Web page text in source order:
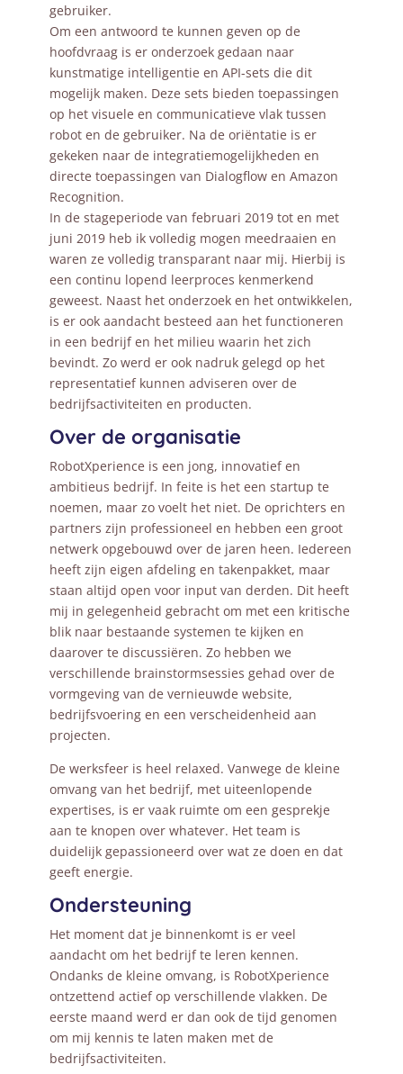
gebruiker.
Om een antwoord te kunnen geven op de
hoofdvraag is er onderzoek gedaan naar
kunstmatige intelligentie en API-sets die dit
mogelijk maken. Deze sets bieden toepassingen
op het visuele en communicatieve vlak tussen
robot en de gebruiker. Na de oriëntatie is er
gekeken naar de integratiemogelijkheden en
directe toepassingen van Dialogflow en Amazon
Recognition.
In de stageperiode van februari 2019 tot en met
juni 2019 heb ik volledig mogen meedraaien en
waren ze volledig transparant naar mij. Hierbij is
een continu lopend leerproces kenmerkend
geweest. Naast het onderzoek en het ontwikkelen,
is er ook aandacht besteed aan het functioneren
in een bedrijf en het milieu waarin het zich
bevindt. Zo werd er ook nadruk gelegd op het
representatief kunnen adviseren over de
bedrijfsactiviteiten en producten.
Over de organisatie
RobotXperience is een jong, innovatief en
ambitieus bedrijf. In feite is het een startup te
noemen, maar zo voelt het niet. De oprichters en
partners zijn professioneel en hebben een groot
netwerk opgebouwd over de jaren heen. Iedereen
heeft zijn eigen afdeling en takenpakket, maar
staan altijd open voor input van derden. Dit heeft
mij in gelegenheid gebracht om met een kritische
blik naar bestaande systemen te kijken en
daarover te discussiëren. Zo hebben we
verschillende brainstormsessies gehad over de
vormgeving van de vernieuwde website,
bedrijfsvoering en een verscheidenheid aan
projecten.
De werksfeer is heel relaxed. Vanwege de kleine
omvang van het bedrijf, met uiteenlopende
expertises, is er vaak ruimte om een gesprekje
aan te knopen over whatever. Het team is
duidelijk gepassioneerd over wat ze doen en dat
geeft energie.
Ondersteuning
Het moment dat je binnenkomt is er veel
aandacht om het bedrijf te leren kennen.
Ondanks de kleine omvang, is RobotXperience
ontzettend actief op verschillende vlakken. De
eerste maand werd er dan ook de tijd genomen
om mij kennis te laten maken met de
bedrijfsactiviteiten.